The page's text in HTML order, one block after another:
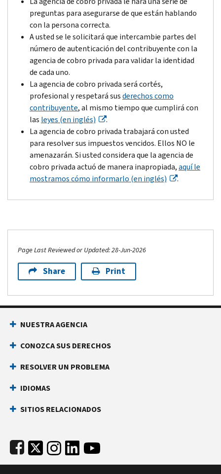
preguntas para asegurarse de que están hablando
con la persona correcta.
A usted se le solicitará que intercambie partes del
número de autenticación del contribuyente con la
agencia de cobro privada para validar la identidad
de cada uno.
La agencia de cobro privada será cortés,
profesional y respetará susderechos como
contribuyente, al mismo tiempo que cumplirá con
las leyes (en inglés)
.
La agencia de cobro privada trabajará con usted
para resolver sus impuestos vencidos. Ellos NO le
amenazarán. Si usted considera que la agencia de
cobro privada actuó de manera inapropiada,aquí le
mostramos cómo informarlo (en inglés)
.
Page Last Reviewed or Updated: 28-Jun-2026
Share Print
Footer Navigation
NUESTRA AGENCIA
CONOZCA SUS DERECHOS
RESOLVER UN PROBLEMA
IDIOMAS
SITIOS RELACIONADOS